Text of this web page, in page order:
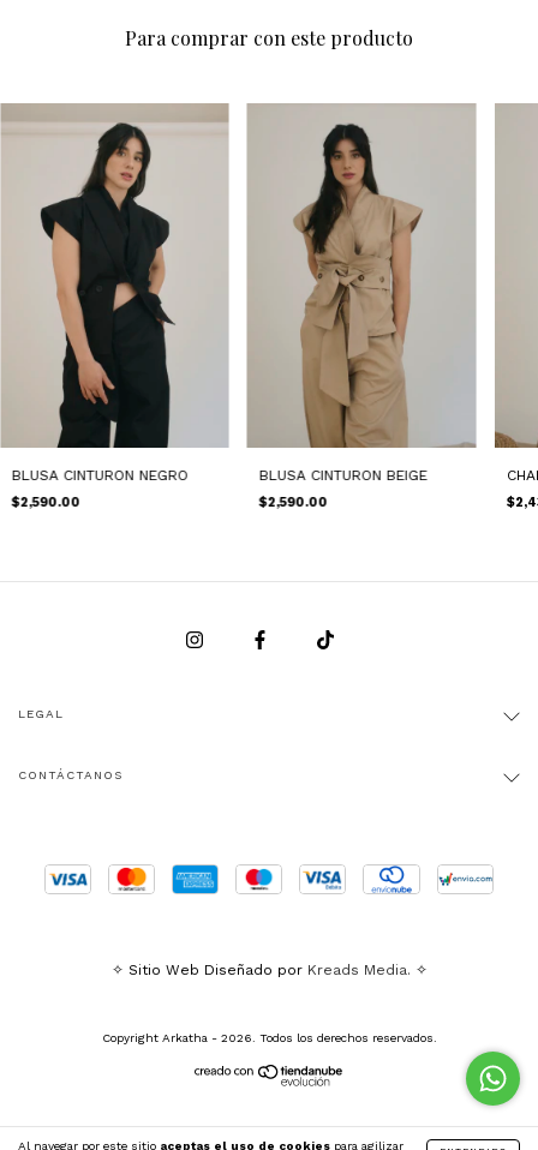
Al navegar por este sitio aceptas el uso de cookies para agilizar
Para comprar con este producto
BLUSA CINTURON NEGRO
$2,590.00
BLUSA CINTURON BEIGE
$2,590.00
LEGAL
CONTÁCTANOS
✧ Sitio Web Diseñado por Kreads Media. ✧
Copyright Arkatha - 2026. Todos los derechos reservados.